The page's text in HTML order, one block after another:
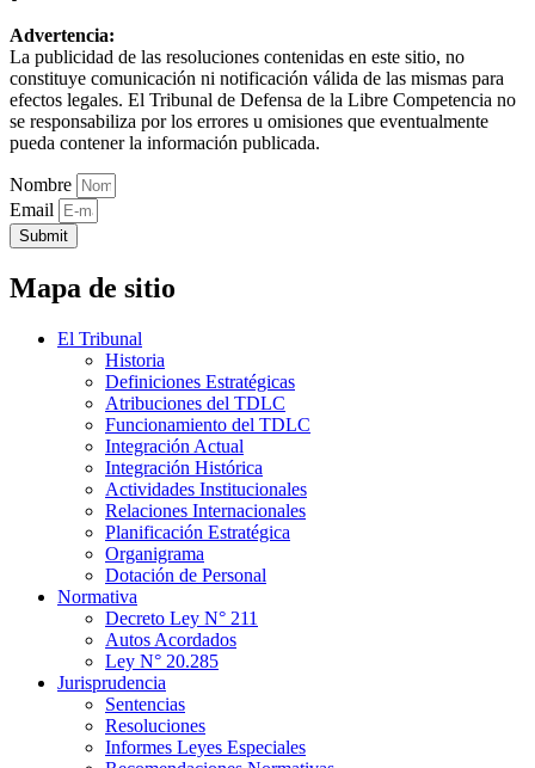
Advertencia:
La publicidad de las resoluciones contenidas en este sitio, no
constituye comunicación ni notificación válida de las mismas para
efectos legales. El Tribunal de Defensa de la Libre Competencia no
se responsabiliza por los errores u omisiones que eventualmente
pueda contener la información publicada.
Nombre
Email
Submit
Mapa de sitio
El Tribunal
Historia
Definiciones Estratégicas
Atribuciones del TDLC
Funcionamiento del TDLC
Integración Actual
Integración Histórica
Actividades Institucionales
Relaciones Internacionales
Planificación Estratégica
Organigrama
Dotación de Personal
Normativa
Decreto Ley N° 211
Autos Acordados
Ley N° 20.285
Jurisprudencia
Sentencias
Resoluciones
Informes Leyes Especiales